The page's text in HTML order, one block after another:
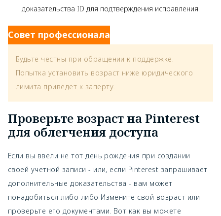
доказательства ID для подтверждения исправления.
Совет профессионала
Будьте честны при обращении к поддержке.
Попытка установить возраст ниже юридического
лимита приведет к заперту.
Проверьте возраст на Pinterest
для облегчения доступа
Если вы ввели не тот день рождения при создании
своей учетной записи - или, если Pinterest запрашивает
дополнительные доказательства - вам может
понадобиться либо либо Измените свой возраст или
проверьте его документами. Вот как вы можете